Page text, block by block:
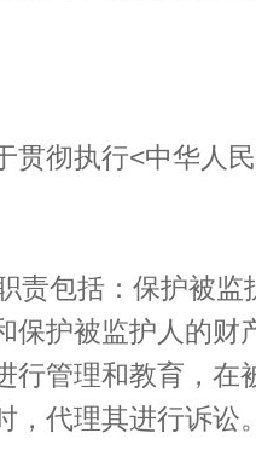
贯彻执行<中华人
责包括：保护被
保护被监护人的财
行管理和教育，在
，代理其进行诉讼